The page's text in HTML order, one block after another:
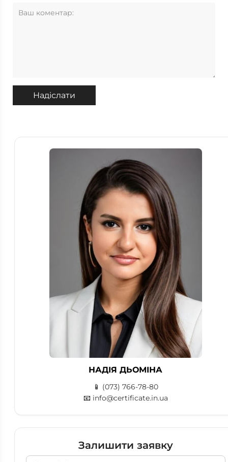
НАДІЯ ДЬОМІНА
📱 (073) 766-78-80
📧 info@certificate.in.ua
Залишити заявку